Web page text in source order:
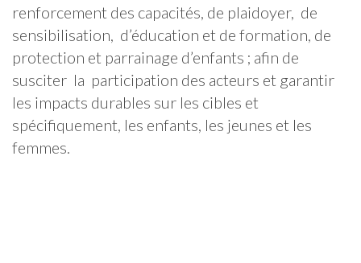
renforcement des capacités, de plaidoyer, de
sensibilisation, d’éducation et de formation, de
protection et parrainage d’enfants ; afin de
susciter la participation des acteurs et garantir
les impacts durables sur les cibles et
spécifiquement, les enfants, les jeunes et les
femmes.